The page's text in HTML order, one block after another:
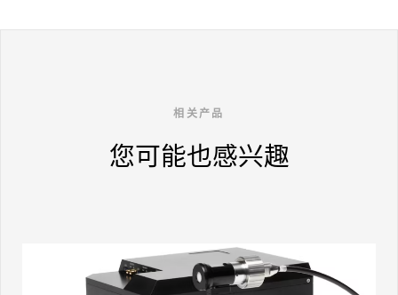
相关产品
您可能也感兴趣